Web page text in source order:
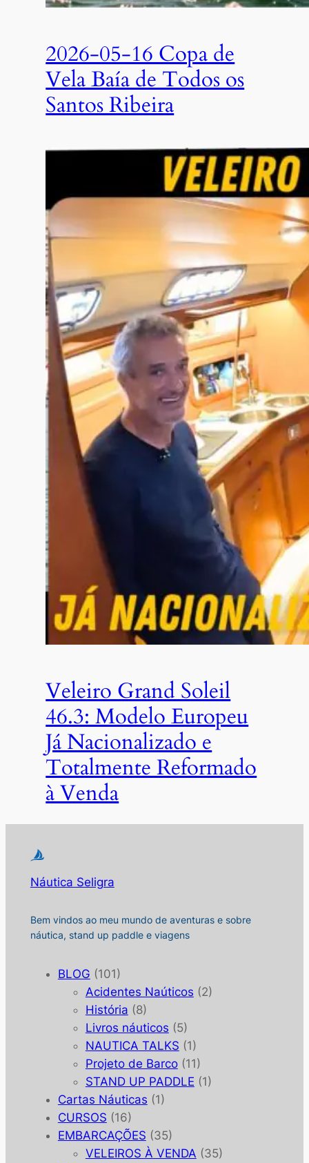
2026-05-16 Copa de
Vela Baía de Todos os
Santos Ribeira
Veleiro Grand Soleil
46.3: Modelo Europeu
Já Nacionalizado e
Totalmente Reformado
à Venda
Náutica Seligra
Bem vindos ao meu mundo de aventuras e sobre
náutica, stand up paddle e viagens
BLOG (101)
Acidentes Naúticos (2)
História (8)
Livros náuticos (5)
NAUTICA TALKS (1)
Projeto de Barco(11)
STAND UP PADDLE (1)
Cartas Náuticas (1)
CURSOS (16)
EMBARCAÇÕES (35)
VELEIROS À VENDA (35)